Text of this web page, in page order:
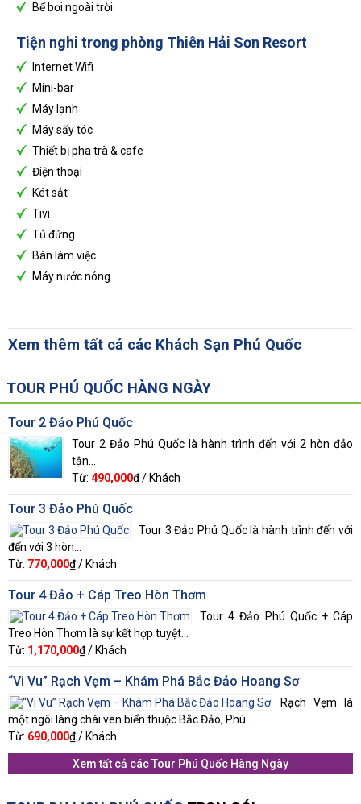
Bể bơi ngoài trời
Tiện nghi trong phòng Thiên Hải Sơn Resort
Internet Wifi
Mini-bar
Máy lạnh
Máy sấy tóc
Thiết bị pha trà & cafe
Điện thoại
Két sắt
Tivi
Tủ đứng
Bàn làm việc
Máy nước nóng
Xem thêm tất cả các Khách Sạn Phú Quốc
TOUR PHÚ QUỐC HÀNG NGÀY
Tour 2 Đảo Phú Quốc
Tour 2 Đảo Phú Quốc là hành trình đến với 2 hòn đảo
tận...
Từ: 490,000₫ / Khách
Tour 3 Đảo Phú Quốc
Tour 3 Đảo Phú Quốc là hành trình đến với
đến với 3 hòn...
Từ: 770,000₫ / Khách
Tour 4 Đảo + Cáp Treo Hòn Thơm
Tour 4 Đảo Phú Quốc + Cáp
Treo Hòn Thơm là sự kết hợp tuyệt...
Từ: 1,170,000₫ / Khách
“Vi Vu” Rạch Vẹm – Khám Phá Bắc Đảo Hoang Sơ
Rạch Vẹm là
một ngôi làng chài ven biển thuộc Bắc Đảo, Phú...
Từ: 690,000₫ / Khách
Xem tất cả cácTour Phú Quốc Hàng Ngày